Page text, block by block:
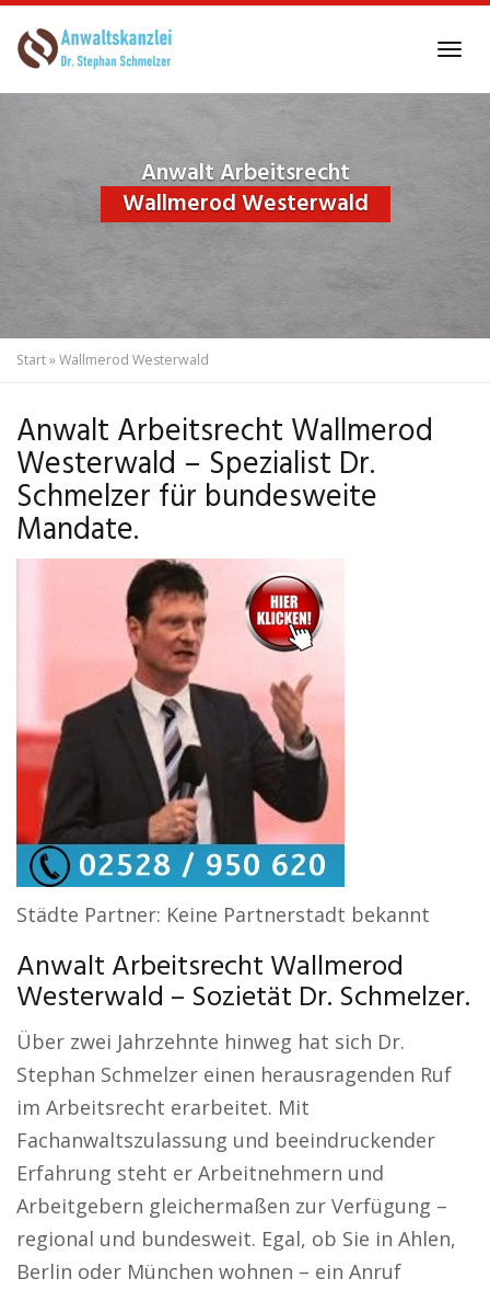
to
Anwalt Arbeitsrecht
Wallmerod Westerwald
Start»Wallmerod Westerwald
Anwalt Arbeitsrecht Wallmerod
Westerwald – Spezialist Dr.
Schmelzer für bundesweite
Mandate.
Städte Partner: Keine Partnerstadt bekannt
Anwalt Arbeitsrecht Wallmerod
Westerwald – Sozietät Dr. Schmelzer.
Über zwei Jahrzehnte hinweg hat sich Dr.
Stephan Schmelzer einen herausragenden Ruf
im Arbeitsrecht erarbeitet. Mit
Fachanwaltszulassung und beeindruckender
Erfahrung steht er Arbeitnehmern und
Arbeitgebern gleichermaßen zur Verfügung –
regional und bundesweit. Egal, ob Sie in Ahlen,
Berlin oder München wohnen – ein Anruf